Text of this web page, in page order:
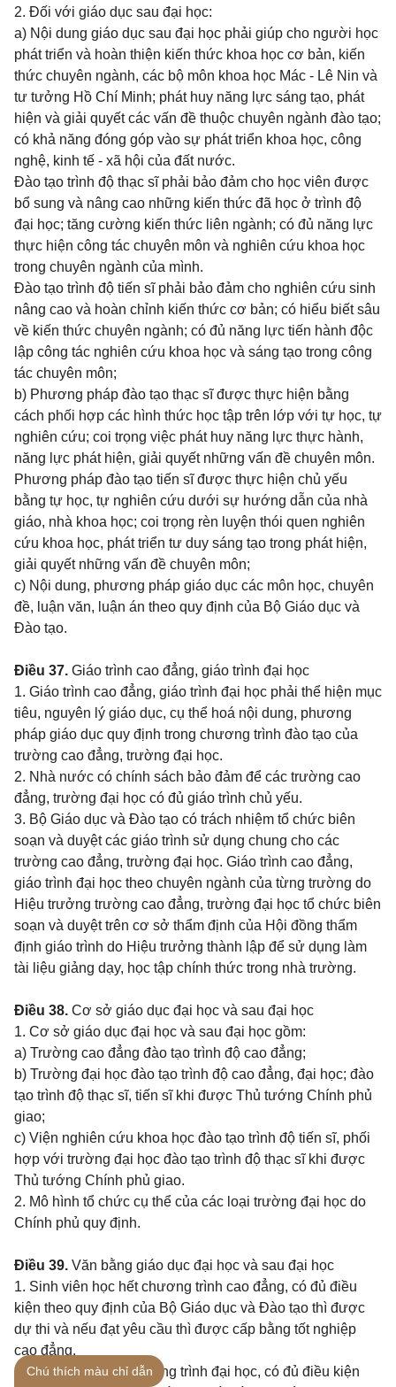
2. Đối với giáo dục sau đại học:
a) Nội dung giáo dục sau đại học phải giúp cho người học
phát triển và hoàn thiện kiến thức khoa học cơ bản, kiến
thức chuyên ngành, các bộ môn khoa học Mác - Lê Nin và
tư tưởng Hồ Chí Minh; phát huy năng lực sáng tạo, phát
hiện và giải quyết các vấn đề thuộc chuyên ngành đào tạo;
có khả năng đóng góp vào sự phát triển khoa học, công
nghệ, kinh tế - xã hội của đất nước.
Đào tạo trình độ thạc sĩ phải bảo đảm cho học viên được
bổ sung và nâng cao những kiến thức đã học ở trình độ
đại học; tăng cường kiến thức liên ngành; có đủ năng lực
thực hiện công tác chuyên môn và nghiên cứu khoa học
trong chuyên ngành của mình.
Đào tạo trình độ tiến sĩ phải bảo đảm cho nghiên cứu sinh
nâng cao và hoàn chỉnh kiến thức cơ bản; có hiểu biết sâu
về kiến thức chuyên ngành; có đủ năng lực tiến hành độc
lập công tác nghiên cứu khoa học và sáng tạo trong công
tác chuyên môn;
b) Phương pháp đào tạo thạc sĩ được thực hiện bằng
cách phối hợp các hình thức học tập trên lớp với tự học, tự
nghiên cứu; coi trọng việc phát huy năng lực thực hành,
năng lực phát hiện, giải quyết những vấn đề chuyên môn.
Phương pháp đào tạo tiến sĩ được thực hiện chủ yếu
bằng tự học, tự nghiên cứu dưới sự hướng dẫn của nhà
giáo, nhà khoa học; coi trọng rèn luyện thói quen nghiên
cứu khoa học, phát triển tư duy sáng tạo trong phát hiện,
giải quyết những vấn đề chuyên môn;
c) Nội dung, phương pháp giáo dục các môn học, chuyên
đề, luận văn, luận án theo quy định của Bộ Giáo dục và
Đào tạo.
Điều 37. Giáo trình cao đẳng, giáo trình đại học
1. Giáo trình cao đẳng, giáo trình đại học phải thể hiện mục
tiêu, nguyên lý giáo dục, cụ thể hoá nội dung, phương
pháp giáo dục quy định trong chương trình đào tạo của
trường cao đẳng, trường đại học.
2. Nhà nước có chính sách bảo đảm để các trường cao
đẳng, trường đại học có đủ giáo trình chủ yếu.
3. Bộ Giáo dục và Đào tạo có trách nhiệm tổ chức biên
soạn và duyệt các giáo trình sử dụng chung cho các
trường cao đẳng, trường đại học. Giáo trình cao đẳng,
giáo trình đại học theo chuyên ngành của từng trường do
Hiệu trưởng trường cao đẳng, trường đại học tổ chức biên
soạn và duyệt trên cơ sở thẩm định của Hội đồng thẩm
định giáo trình do Hiệu trưởng thành lập để sử dụng làm
tài liệu giảng dạy, học tập chính thức trong nhà trường.
Điều 38. Cơ sở giáo dục đại học và sau đại học
1. Cơ sở giáo dục đại học và sau đại học gồm:
a) Trường cao đẳng đào tạo trình độ cao đẳng;
b) Trường đại học đào tạo trình độ cao đẳng, đại học; đào
tạo trình độ thạc sĩ, tiến sĩ khi được Thủ tướng Chính phủ
giao;
c) Viện nghiên cứu khoa học đào tạo trình độ tiến sĩ, phối
hợp với trường đại học đào tạo trình độ thạc sĩ khi được
Thủ tướng Chính phủ giao.
2. Mô hình tổ chức cụ thể của các loại trường đại học do
Chính phủ quy định.
Điều 39. Văn bằng giáo dục đại học và sau đại học
1. Sinh viên học hết chương trình cao đẳng, có đủ điều
kiện theo quy định của Bộ Giáo dục và Đào tạo thì được
dự thi và nếu đạt yêu cầu thì được cấp bằng tốt nghiệp
cao đẳng.
Sinh viên học hết chương trình đại học, có đủ điều kiện
Chú thích màu chỉ dẫn